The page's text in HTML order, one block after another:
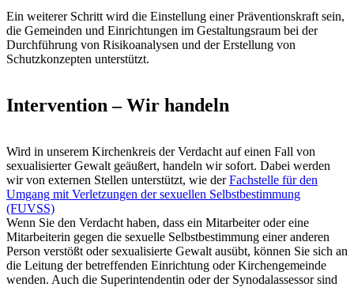
Ein weiterer Schritt wird die Einstellung einer Präventionskraft sein,
die Gemeinden und Einrichtungen im Gestaltungsraum bei der
Durchführung von Risikoanalysen und der Erstellung von
Schutzkonzepten unterstützt.
Intervention – Wir handeln
Wird in unserem Kirchenkreis der Verdacht auf einen Fall von
sexualisierter Gewalt geäußert, handeln wir sofort. Dabei werden
wir von externen Stellen unterstützt, wie derFachstelle für den
Umgang mit Verletzungen der sexuellen Selbstbestimmung
(FUVSS)
Wenn Sie den Verdacht haben, dass ein Mitarbeiter oder eine
Mitarbeiterin gegen die sexuelle Selbstbestimmung einer anderen
Person verstößt oder sexualisierte Gewalt ausübt, können Sie sich an
die Leitung der betreffenden Einrichtung oder Kirchengemeinde
wenden. Auch die Superintendentin oder der Synodalassessor sind